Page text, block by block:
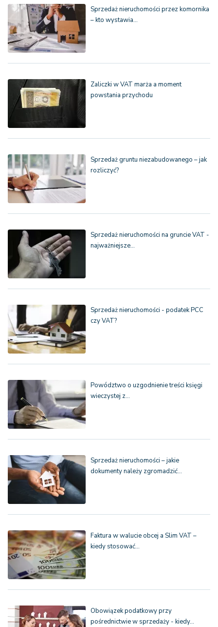
Sprzedaż nieruchomości przez komornika
– kto wystawia…
Zaliczki w VAT marża a moment
powstania przychodu
Sprzedaż gruntu niezabudowanego – jak
rozliczyć?
Sprzedaż nieruchomości na gruncie VAT -
najważniejsze…
Sprzedaż nieruchomości - podatek PCC
czy VAT?
Powództwo o uzgodnienie treści księgi
wieczystej z…
Sprzedaż nieruchomości – jakie
dokumenty należy zgromadzić…
Faktura w walucie obcej a Slim VAT –
kiedy stosować…
Obowiązek podatkowy przy
pośrednictwie w sprzedaży - kiedy…